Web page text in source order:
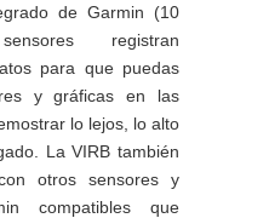
de Garmin (10
registran
para que puedas
y gráficas en las
lo lejos, lo alto
La VIRB también
otros sensores y
compatibles que